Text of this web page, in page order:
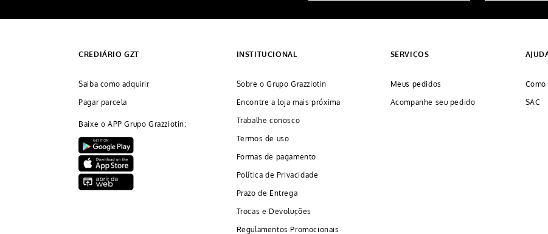
CREDIÁRIO GZT
Saiba como adquirir
Pagar parcela
Baixe o APP Grupo Grazziotin:
INSTITUCIONAL
Sobre o Grupo Grazziotin
Encontre a loja mais próxima
Trabalhe conosco
Termos de uso
Formas de pagamento
Política de Privacidade
Prazo de Entrega
Trocas e Devoluções
Regulamentos Promocionais
SERVIÇOS
Meus pedidos
Acompanhe seu pedido
SAC